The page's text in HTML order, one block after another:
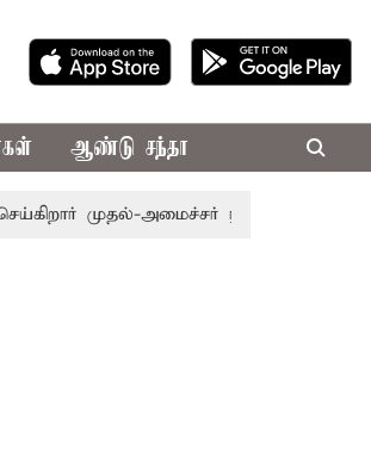
ஆண்டு சந்தா
முதல்-அமைச்சர் ரங்கசாமி